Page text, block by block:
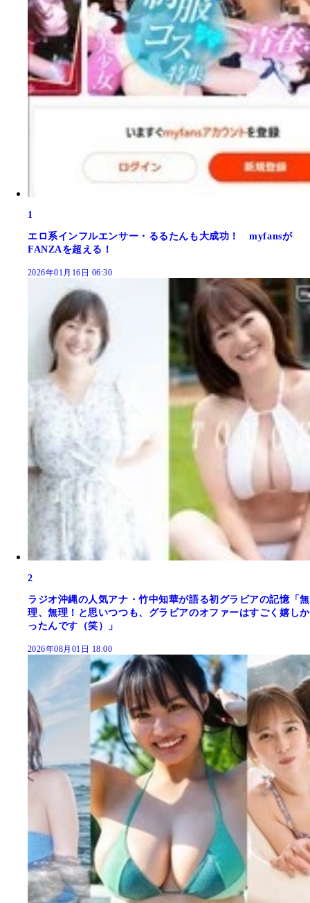
1
エロ系インフルエンサー・るるたんも大成功！ myfansが
FANZAを超える！
2026年01月16日 06:30
2
ラジオ沖縄の人気アナ・竹中知華が語る初グラビアの記憶「無
理、無理！と思いつつも、グラビアのオファーはすごく嬉しか
ったんです（笑）」
2026年08月01日 18:00